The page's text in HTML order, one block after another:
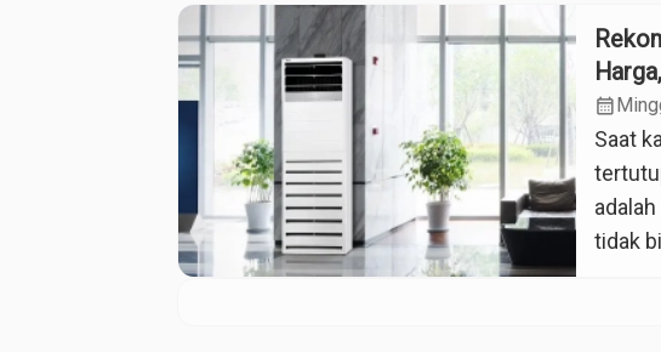
calendar_month
Saat
tidak